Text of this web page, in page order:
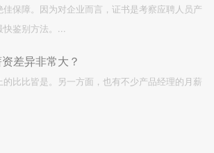
保障。因为对企业而言，证书是考察应聘人员产
快鉴别方法。...
差异非常大？
的比比皆是。另一方面，也有不少产品经理的月薪